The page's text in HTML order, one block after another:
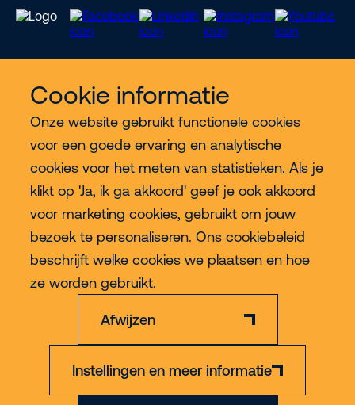
Cookie informatie
Onze website gebruikt functionele cookies
voor een goede ervaring en analytische
cookies voor het meten van statistieken. Als je
klikt op 'Ja, ik ga akkoord' geef je ook akkoord
voor marketing cookies, gebruikt om jouw
bezoek te personaliseren. Ons cookiebeleid
beschrijft welke cookies we plaatsen en hoe
ze worden gebruikt.
Afwijzen
Instellingen en meer informatie
Meer Riwal
Industries
Contact
Meer
Privacy & Cookie PolicyDisclaimerAlgemene voorwaarden